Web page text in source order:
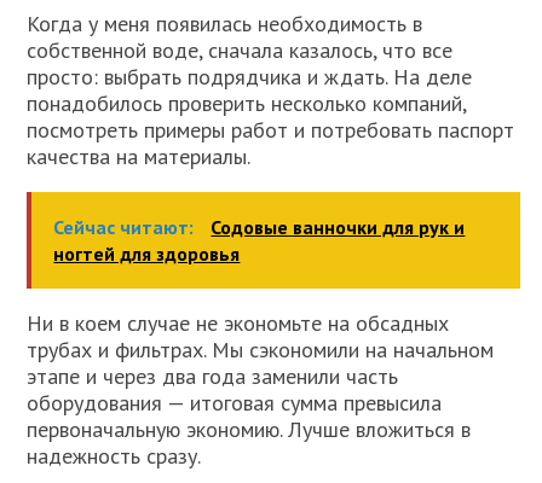
Когда у меня появилась необходимость в
собственной воде, сначала казалось, что все
просто: выбрать подрядчика и ждать. На деле
понадобилось проверить несколько компаний,
посмотреть примеры работ и потребовать паспорт
качества на материалы.
Сейчас читают:
Содовые ванночки для рук и
ногтей для здоровья
Ни в коем случае не экономьте на обсадных
трубах и фильтрах. Мы сэкономили на начальном
этапе и через два года заменили часть
оборудования — итоговая сумма превысила
первоначальную экономию. Лучше вложиться в
надежность сразу.